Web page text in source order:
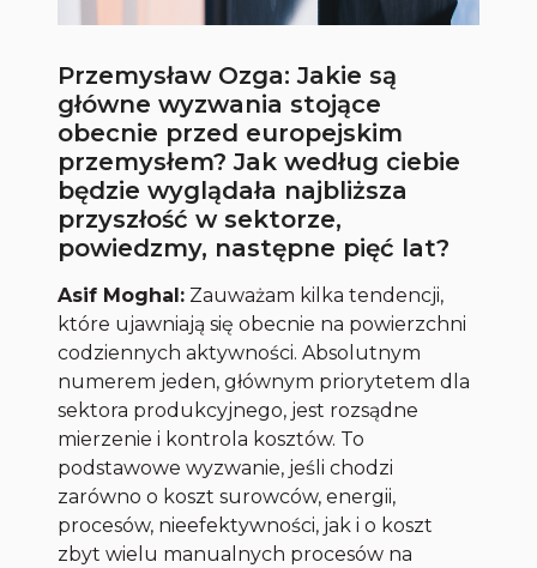
Przemysław Ozga: Jakie są
główne wyzwania stojące
obecnie przed europejskim
przemysłem? Jak według ciebie
będzie wyglądała najbliższa
przyszłość w sektorze,
powiedzmy, następne pięć lat?
Asif Moghal: Zauważam kilka tendencji,
które ujawniają się obecnie na powierzchni
codziennych aktywności. Absolutnym
numerem jeden, głównym priorytetem dla
sektora produkcyjnego, jest rozsądne
mierzenie i kontrola kosztów. To
podstawowe wyzwanie, jeśli chodzi
zarówno o koszt surowców, energii,
procesów, nieefektywności, jak i o koszt
zbyt wielu manualnych procesów na